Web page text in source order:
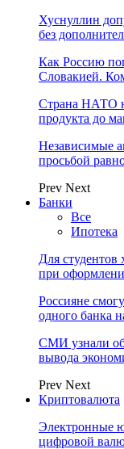
Хуснуллин
без
Как Россию
Словакией.
Страна НАТО
продукта до
Независимые
просьбой
Prev Next
Банки
Все
Ипотека
Для студентов
при
Россияне
одного банка
СМИ узнали
вывода
Prev Next
Криптовалюта
Электронные
цифровой